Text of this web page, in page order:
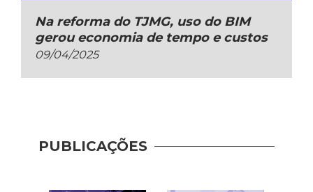
Na reforma do TJMG, uso do BIM
gerou economia de tempo e custos
09/04/2025
PUBLICAÇÕES